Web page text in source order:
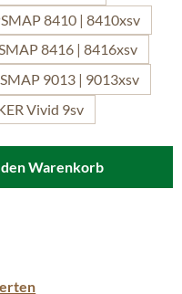
8410 | 8410xsv
8416 | 8416xsv
9013 | 9013xsv
Vivid 9sv
Warenkorb